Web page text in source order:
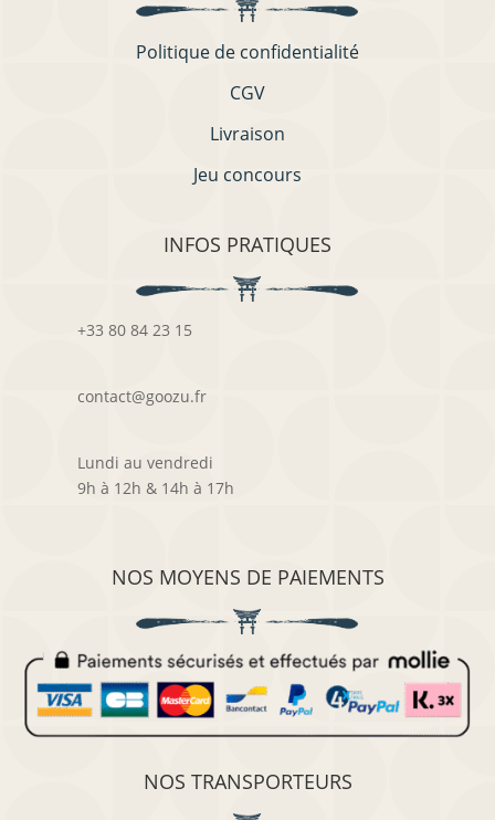
Politique de confidentialité
CGV
Livraison
Jeu concours
INFOS PRATIQUES
+33 80 84 23 15
contact@goozu.fr
Lundi au vendredi
9h à 12h & 14h à 17h
NOS MOYENS DE PAIEMENTS
NOS TRANSPORTEURS